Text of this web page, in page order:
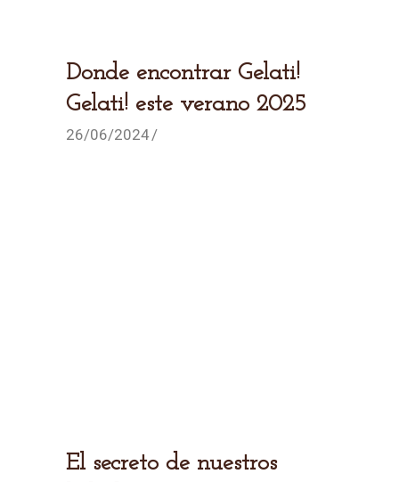
Donde encontrar Gelati!
Gelati! este verano 2025
26/06/2024
El secreto de nuestros